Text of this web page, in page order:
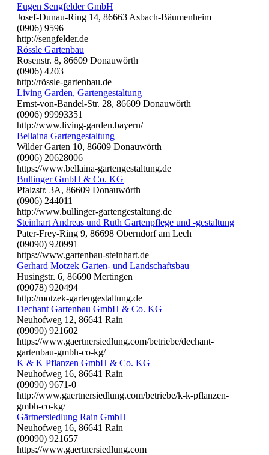
Eugen Sengfelder GmbH
Josef-Dunau-Ring 14, 86663 Asbach-Bäumenheim
(0906) 9596
http://sengfelder.de
Rössle Gartenbau
Rosenstr. 8, 86609 Donauwörth
(0906) 4203
http://rössle-gartenbau.de
Living Garden, Gartengestaltung
Ernst-von-Bandel-Str. 28, 86609 Donauwörth
(0906) 99993351
http://www.living-garden.bayern/
Bellaina Gartengestaltung
Wilder Garten 10, 86609 Donauwörth
(0906) 20628006
https://www.bellaina-gartengestaltung.de
Bullinger GmbH & Co. KG
Pfalzstr. 3A, 86609 Donauwörth
(0906) 244011
http://www.bullinger-gartengestaltung.de
Steinhart Andreas und Ruth Gartenpflege und -gestaltung
Pater-Frey-Ring 9, 86698 Oberndorf am Lech
(09090) 920991
https://www.gartenbau-steinhart.de
Gerhard Motzek Garten- und Landschaftsbau
Husingstr. 6, 86690 Mertingen
(09078) 920494
http://motzek-gartengestaltung.de
Dechant Gartenbau GmbH & Co. KG
Neuhofweg 12, 86641 Rain
(09090) 921602
https://www.gaertnersiedlung.com/betriebe/dechant-
gartenbau-gmbh-co-kg/
K & K Pflanzen GmbH & Co. KG
Neuhofweg 16, 86641 Rain
(09090) 9671-0
http://www.gaertnersiedlung.com/betriebe/k-k-pflanzen-
gmbh-co-kg/
Gärtnersiedlung Rain GmbH
Neuhofweg 16, 86641 Rain
(09090) 921657
https://www.gaertnersiedlung.com